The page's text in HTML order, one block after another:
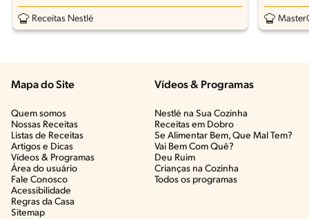
Meio
Receitas Nestlé
Mapa do Site
Quem somos
Nossas Receitas
Listas de Receitas​
Artigos e Dicas​
Vídeos & Programas​
Área do usuário
Fale Conosco
Acessibilidade
Regras da Casa
Sitemap
Vídeos & Programas​
Nestlé na Sua Cozinha
Receitas em Dobro
Se Alimentar Bem, Que Mal Tem?​
Vai Bem Com Quê?​
Deu Ruim​
Crianças na Cozinha​
Todos os programas